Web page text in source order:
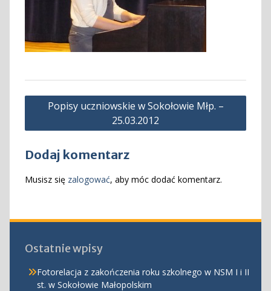
Nawigacja
Popisy uczniowskie w Sokołowie Młp. –
25.03.2012
Dodaj komentarz
Musisz się zalogować, aby móc dodać komentarz.
Ostatnie wpisy
Fotorelacja z zakończenia roku szkolnego w NSM I i II
st. w Sokołowie Małopolskim